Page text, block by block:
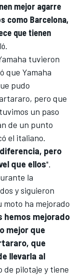
mejor agarre
como Barcelona,
que tienen
.
tuvieron
que Yamaha
pudo
pero que
un paso
de un punto
el italiano.
pero
que ellos".
la
y siguieron
ha mejorado
hemos mejorado
mejor que
que
llevarla al
de pilotaje y tiene